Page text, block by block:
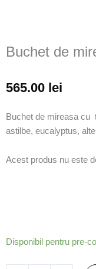
Buchet de
565.00 lei
Buchet de mireasa cu
astilbe, eucalyptus,
Acest produs nu este
Disponibil pentru pre-
Cantitate